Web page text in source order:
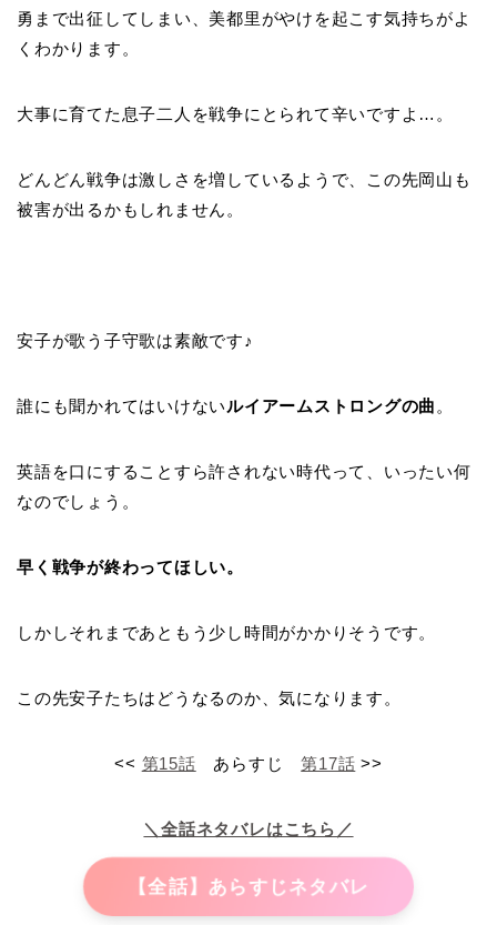
勇まで出征してしまい、美都里がやけを起こす気持ちがよ
くわかります。
大事に育てた息子二人を戦争にとられて辛いですよ…。
どんどん戦争は激しさを増しているようで、この先岡山も
被害が出るかもしれません。
安子が歌う子守歌は素敵です♪
誰にも聞かれてはいけないルイアームストロングの曲 。
英語を口にすることすら許されない時代って、いったい何
なのでしょう。
早く戦争が終わってほしい。
しかしそれまであともう少し時間がかかりそうです。
この先安子たちはどうなるのか、気になります。
<< 第15話 あらすじ第17話 >>
＼全話ネタバレはこちら／
【全話】あらすじネタバレ